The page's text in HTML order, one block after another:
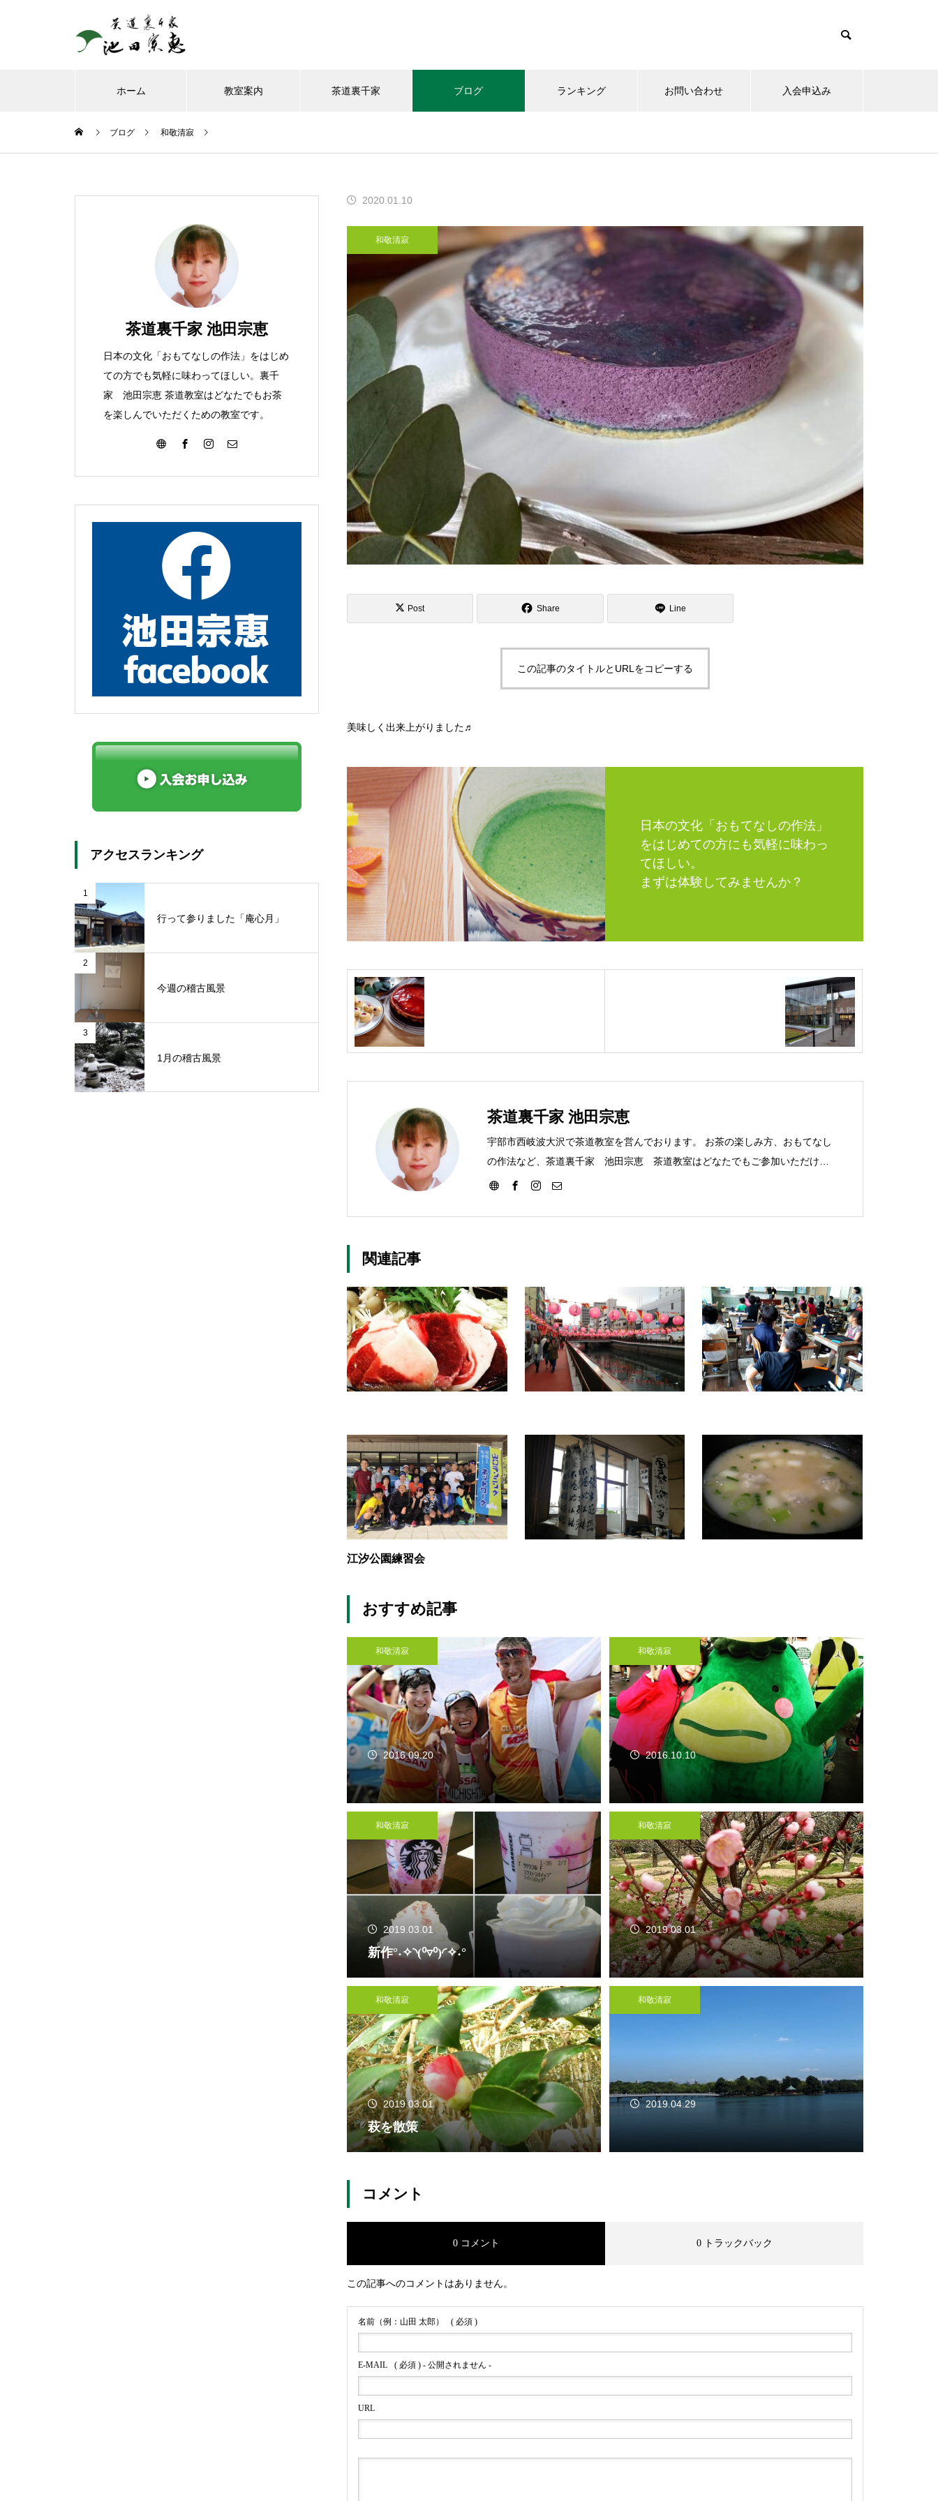
ホーム 教室案内 茶道裏千家 ブログ ランキング お問い合わせ 入会申込み
8月、お朔日詣りをさせて頂き
お榊のお水をかえてたら、見て
みて
こんな葉っぱ見つけまし
た
「おうちカフェありがと｣さん
へ行ってきました
魯山人展に行ってまいりました
風の強い5月の始まりですね
15日のお詣りをさせて頂きまし
た
俺クラマチネへ
2月 大炉の季節になりました
ブログ 和敬清寂
2020.01.10
和敬清寂
Post Share Line
この記事のタイトルとURLをコピーする
美味しく出来上がりました♬
日本の文化「おもてなしの作法」
をはじめての方にも気軽に味わっ
てほしい。
まずは体験してみませんか？
茶道裏千家 池田宗恵
宇部市西岐波大沢で茶道教室を営んでおります。 お茶の楽しみ方、おもてなし
の作法など、茶道裏千家 池田宗恵 茶道教室はどなたでもご参加いただけま
す。
関連記事
江汐公園練習会
おすすめ記事
和敬清寂
2016.09.20
和敬清寂
2016.10.10
和敬清寂
2019.03.01
新作°˖✧◝(⁰▿⁰)◜✧˖°
和敬清寂
2019.03.01
和敬清寂
2019.03.01
萩を散策
和敬清寂
2019.04.29
コメント
0 コメント 0 トラックバック
この記事へのコメントはありません。
名前（例：山田 太郎） ( 必須 )
E-MAIL ( 必須 ) - 公開されません -
URL
茶道裏千家 池田宗恵
日本の文化「おもてなしの作法」をはじめ
ての方でも気軽に味わってほしい。裏千
家 池田宗恵 茶道教室はどなたでもお茶
を楽しんでいただくための教室です。
アクセスランキング
1
行って参りました「庵心月」
2
今週の稽古風景
3
1月の稽古風景